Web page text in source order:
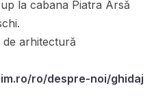
la cabana Piatra Arsă
de arhitectură
ro/despre-noi/ghidaj